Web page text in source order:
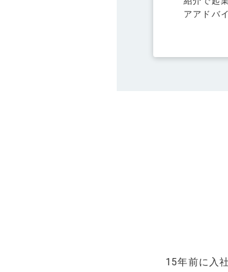
アアドバ
15年前に入